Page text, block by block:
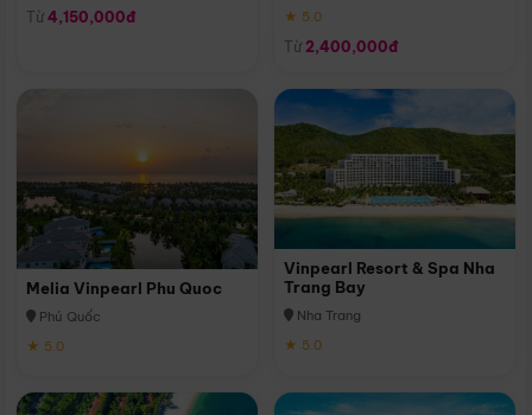
Từ 4,150,000đ
★ 5.0
Từ 2,400,000đ
Melia Vinpearl Phu Quoc
Phú Quốc
★ 5.0
Vinpearl Resort & Spa Nha
Trang Bay
Nha Trang
★ 5.0